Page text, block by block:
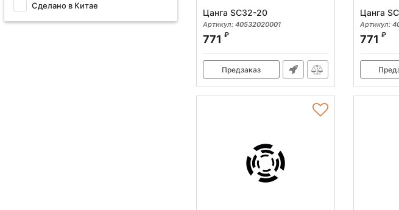
Сделано в Китае
Цанга SC32-20
Артикул: 40532020001
771 ₽
Предзаказ
Цанга
Артикул:
771 ₽